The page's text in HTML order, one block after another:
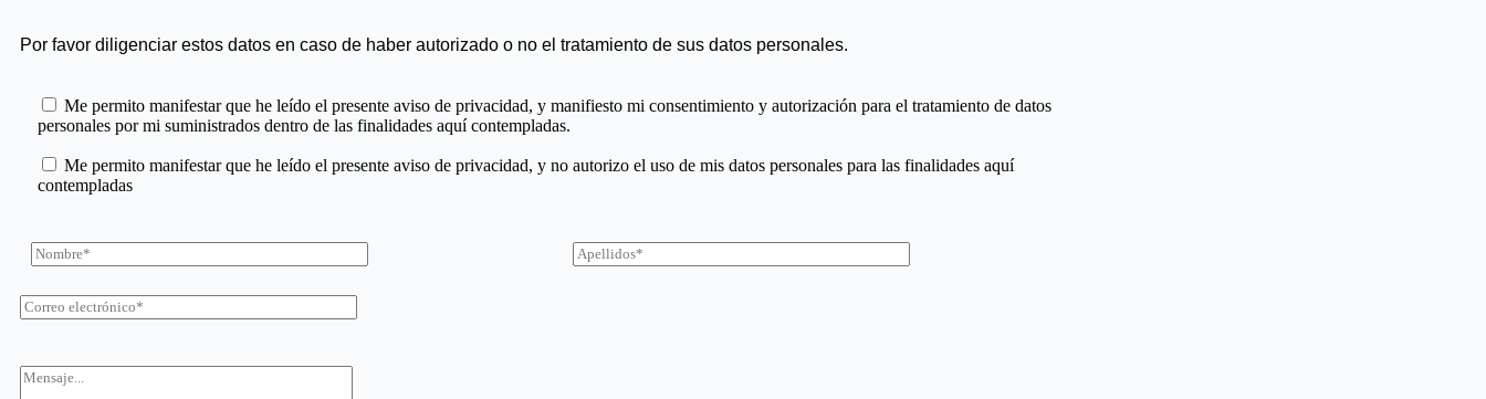
Por favor diligenciar estos datos en caso de haber autorizado o no el tratamiento de sus datos personales.
Me permito manifestar que he leído el presente aviso de privacidad, y manifiesto mi consentimiento y autorización para el tratamiento de datos
personales por mi suministrados dentro de las finalidades aquí contempladas.
Me permito manifestar que he leído el presente aviso de privacidad, y no autorizo el uso de mis datos personales para las finalidades aquí
contempladas